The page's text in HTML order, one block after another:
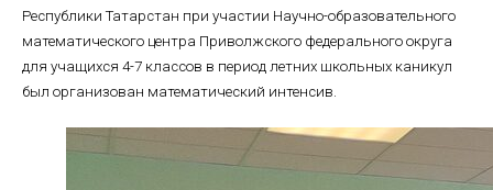
Республики Татарстан при участии Научно-образовательного
математического центра Приволжского федерального округа
для учащихся 4-7 классов в период летних школьных каникул
был организован математический интенсив.